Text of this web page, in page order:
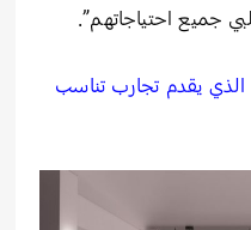
جميع احتياجاتهم”.
الذي يقدم تجارب تناسب